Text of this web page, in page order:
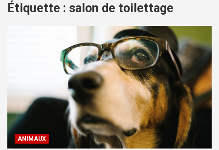
Étiquette : salon de toilettage
ANIMAUX